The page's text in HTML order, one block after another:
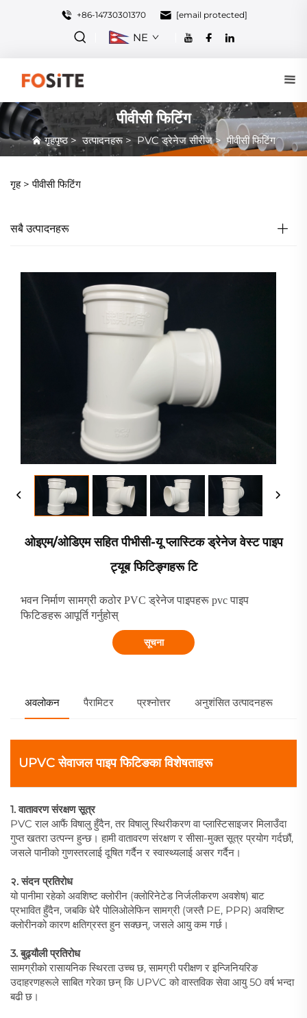
+86-14730301370 [email protected]
NE
पीवीसी फिटिंग
गृहपृष्ठ>उत्पादनहरू> PVC ड्रेनेज सीरीज>पीवीसी फिटिंग
गृह > पीवीसी फिटिंग
सबै उत्पादनहरू
ओइएम/ओडिएम सहित पीभीसी-यू प्लास्टिक ड्रेनेज वेस्ट पाइप
ट्यूब फिटिङ्गहरू टि
भवन निर्माण सामग्री कठोर PVC ड्रेनेज पाइपहरू pvc पाइप
फिटिङहरू आपूर्ति गर्नुहोस्
सूचना
अवलोकन पैरामिटर प्रश्नोत्तर अनुशंसित उत्पादनहरू
UPVC सेवाजल पाइप फिटिङका विशेषताहरू
1. वातावरण संरक्षण सूत्र
PVC राल आफैं विषालु हुँदैन, तर विषालु स्थिरीकरण वा प्लास्टिसाइजर मिलाउँदा
गुप्त खतरा उत्पन्न हुन्छ। हामी वातावरण संरक्षण र सीसा-मुक्त सूत्र प्रयोग गर्दछौं,
जसले पानीको गुणस्तरलाई दूषित गर्दैन र स्वास्थ्यलाई असर गर्दैन।
२. संदन प्रतिरोध
यो पानीमा रहेको अवशिष्ट क्लोरीन (क्लोरिनेटेड निर्जलीकरण अवशेष) बाट
प्रभावित हुँदैन, जबकि धेरै पोलिओलेफिन सामग्री (जस्तै PE, PPR) अवशिष्ट
क्लोरीनको कारण क्षतिग्रस्त हुन सक्छन्, जसले आयु कम गर्छ।
3. बुढ्यौली प्रतिरोध
सामग्रीको रासायनिक स्थिरता उच्च छ, सामग्री परीक्षण र इन्जिनियरिङ
उदाहरणहरूले साबित गरेका छन् कि UPVC को वास्तविक सेवा आयु 50 वर्ष भन्दा
बढी छ।